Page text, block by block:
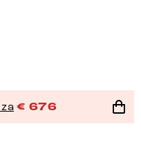
za € 676